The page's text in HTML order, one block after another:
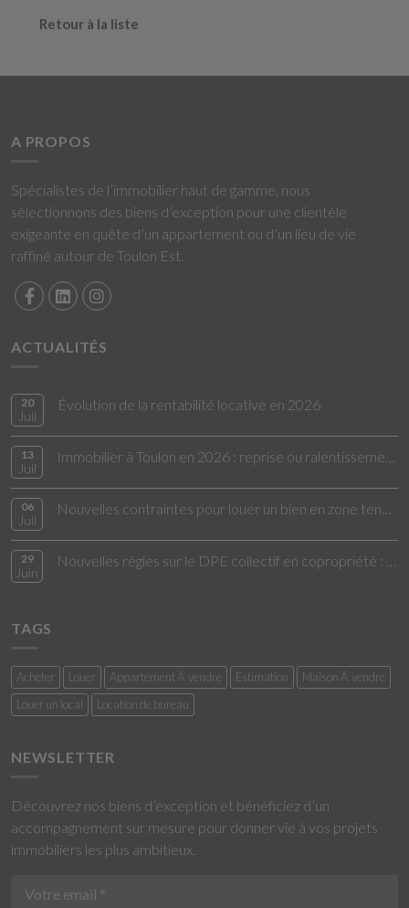
Retour à la liste
A PROPOS
Spécialistes de l’immobilier haut de gamme, nous
sélectionnons des biens d’exception pour une clientèle
exigeante en quête d’un appartement ou d’un lieu de vie
raffiné autour de Toulon Est.
ACTUALITÉS
20
Juil
Évolution de la rentabilité locative en 2026
13
Juil
06
Juil
29
Juin
TAGS
Acheter Louer Appartement Ã vendre Estimation
Maison Ã vendre
Louer un local
Location de bureau
NEWSLETTER
Découvrez nos biens d’exception et bénéficiez d’un
accompagnement sur mesure pour donner vie à vos projets
immobiliers les plus ambitieux.